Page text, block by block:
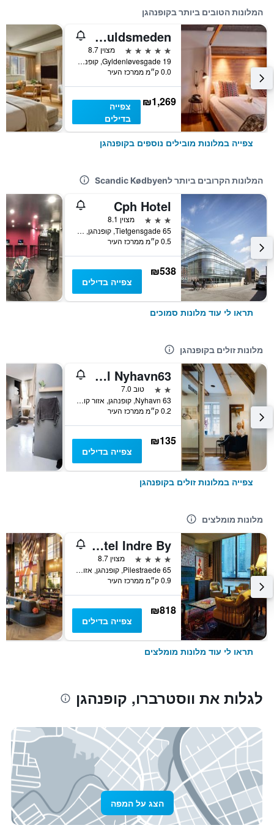
המלונות הטובים ביותר בקופנהגן
Manon Les Suites Guldsmeden
5 כוכבים
מצוין 8.7
Gyldenløvesgade 19, קופנהגן, אזור קופנהגן, דנמרק
0.0 ק״מ ממרכז העיר
₪1,269
צפייה
בדילים
צפייה במלונות מובילים נוספים בקופנהגן
המלונות הקרובים ביותר לScandic Kødbyen
Cph Hotel
3 כוכבים
מצוין 8.1
Tietgensgade 65, קופנהגן, אזור קופנהגן, דנמרק
0.5 ק״מ ממרכז העיר
₪538
צפייה בדילים
תראו לי עוד מלונות סמוכים
מלונות זולים בקופנהגן
Hotel Nyhavn63
2 כוכבים
טוב 7.0
Nyhavn 63, קופנהגן, אזור קופנהגן, דנמרק
0.2 ק״מ ממרכז העיר
₪135
צפייה בדילים
צפייה במלונות זולים בקופנהגן
מלונות מומלצים
25hours Hotel Indre By
4 כוכבים
מצוין 8.7
Pilestraede 65, קופנהגן, אזור קופנהגן, דנמרק
0.9 ק״מ ממרכז העיר
₪818
צפייה בדילים
תראו לי עוד מלונות מומלצים
לגלות את ווסטרברו, קופנהגן
הצג על המפה